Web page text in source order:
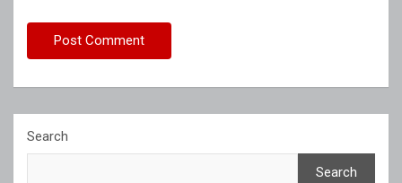
Search
Search